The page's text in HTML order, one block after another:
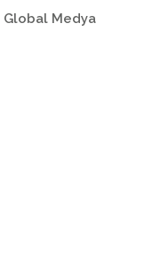
Global Medya